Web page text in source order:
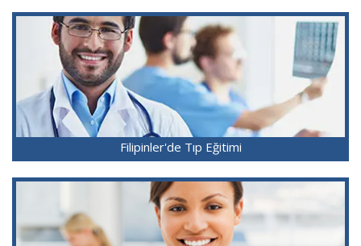
Filipinler'de Tıp Eğitimi